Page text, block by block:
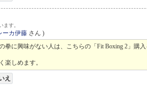
ます。
ーカ伊藤 さん )
に興味がない人は、こちらの「Fit Boxing 2」購入
楽しめます。
え